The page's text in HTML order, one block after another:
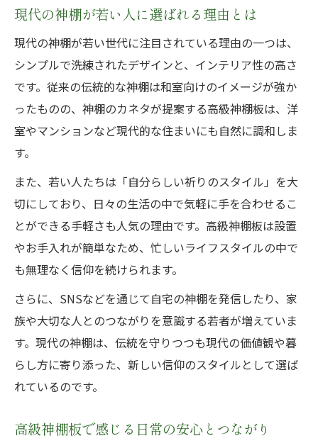
現代の神棚が若い人に選ばれる理由とは
現代の神棚が若い世代に注目されている理由の一つは、
シンプルで洗練されたデザインと、インテリア性の高さ
です。従来の伝統的な神棚は和室向けのイメージが強か
ったものの、神棚のカネタが提案する高級神棚板は、洋
室やマンションなど現代的な住まいにも自然に調和しま
す。
また、若い人たちは「自分らしい祈りのスタイル」を大
切にしており、日々の生活の中で気軽に手を合わせるこ
とができる手軽さも人気の理由です。高級神棚板は設置
やお手入れが簡単なため、忙しいライフスタイルの中で
も無理なく信仰を続けられます。
さらに、SNSなどを通じて自宅の神棚を発信したり、家
族や大切な人とのつながりを意識する若者が増えていま
す。現代の神棚は、伝統を守りつつも現代の価値観や暮
らし方に寄り添った、新しい信仰のスタイルとして選ば
れているのです。
高級神棚板で感じる日常の安心とつながり